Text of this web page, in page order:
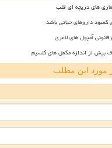
های دریچه ای قلب
داروهای حیاتی باشد
آمپول های لاغری
از اندازه مکمل های کلسیم
مورد این مطلب